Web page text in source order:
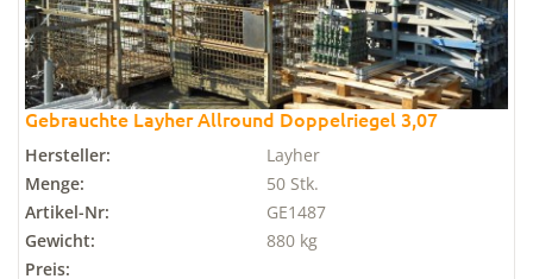
Gebrauchte Layher Allround Doppelriegel 3,07
Hersteller:
Layher
Menge:
50 Stk.
Artikel-Nr:
GE1487
Gewicht:
880 kg
Preis: